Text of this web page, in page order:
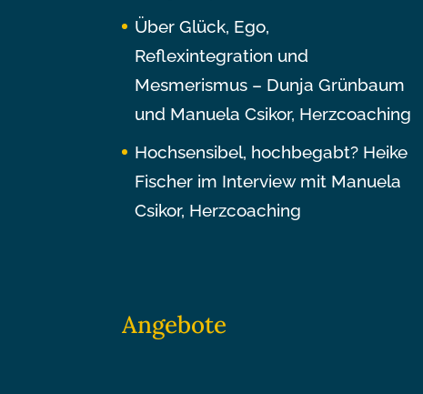
Über Glück, Ego,
Reflexintegration und
Mesmerismus – Dunja Grünbaum
und Manuela Csikor, Herzcoaching
Hochsensibel, hochbegabt? Heike
Fischer im Interview mit Manuela
Csikor, Herzcoaching
Angebote